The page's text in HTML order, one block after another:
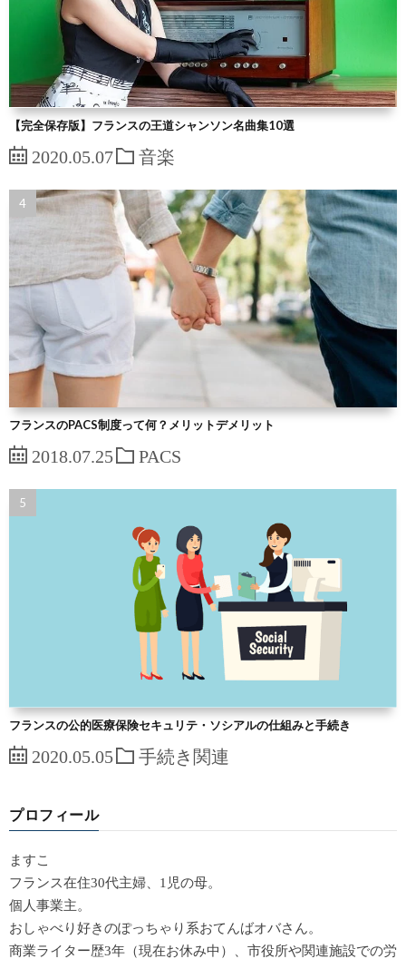
【完全保存版】フランスの王道シャンソン名曲集10選
2020.05.07 音楽
フランスのPACS制度って何？メリットデメリット
2018.07.25 PACS
フランスの公的医療保険セキュリテ・ソシアルの仕組みと手続き
2020.05.05 手続き関連
プロフィール
ますこ
フランス在住30代主婦、1児の母。
個人事業主。
おしゃべり好きのぽっちゃり系おてんばオバさん。
商業ライター歴3年（現在お休み中）、市役所や関連施設での労